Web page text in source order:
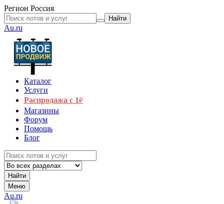
Регион Россия
Найти
Au.ru
Каталог
Услуги
Распродажа с 1₽
Магазины
Форум
Помощь
Блог
Найти
Меню
Au.ru